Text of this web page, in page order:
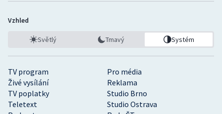
TV program
Pro média
Živé vysílání
Reklama
TV poplatky
Studio Brno
Teletext
Studio Ostrava
Vzhled
Světlý Tmavý Systém